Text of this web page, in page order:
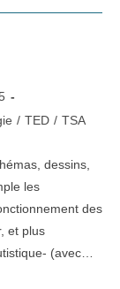
/ TED / TSA
dessins,
les
des
et plus
(avec…